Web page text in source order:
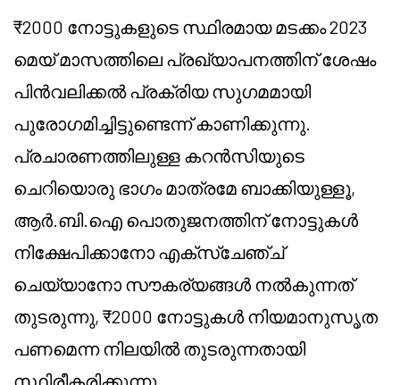
₹2000 നോട്ടുകളുടെ സ്ഥിരമായ മടക്കം 2023
മെയ് മാസത്തിലെ പ്രഖ്യാപനത്തിന് ശേഷം
പിൻവലിക്കൽ പ്രക്രിയ സുഗമമായി
പുരോഗമിച്ചിട്ടുണ്ടെന്ന് കാണിക്കുന്നു.
പ്രചാരണത്തിലുള്ള കറൻസിയുടെ
ചെറിയൊരു ഭാഗം മാത്രമേ ബാക്കിയുള്ളൂ,
ആർ.ബി.ഐ പൊതുജനത്തിന് നോട്ടുകൾ
നിക്ഷേപിക്കാനോ എക്സ്ചേഞ്ച്
ചെയ്യാനോ സൗകര്യങ്ങൾ നൽകുന്നത്
തുടരുന്നു, ₹2000 നോട്ടുകൾ നിയമാനുസൃത
പണമെന്ന നിലയിൽ തുടരുന്നതായി
സ്ഥിരീകരിക്കുന്നു.